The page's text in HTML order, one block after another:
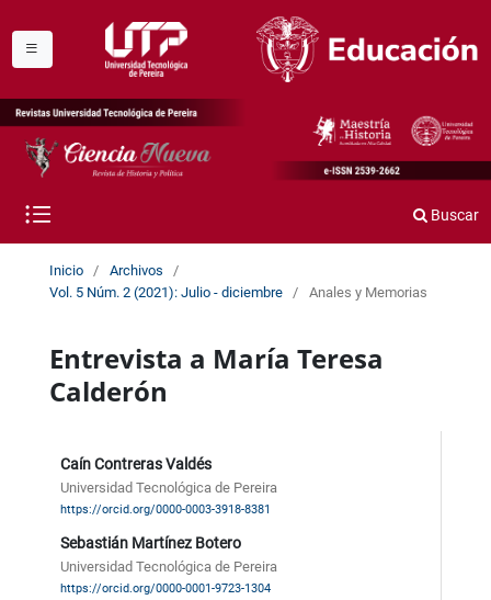
Buscar
Inicio / Archivos
/
Vol. 5 Núm. 2 (2021): Julio - diciembre
/ Anales y Memorias
Entrevista a María Teresa
Calderón
Caín Contreras Valdés
Universidad Tecnológica de Pereira
https://orcid.org/0000-0003-3918-8381
Sebastián Martínez Botero
Universidad Tecnológica de Pereira
https://orcid.org/0000-0001-9723-1304